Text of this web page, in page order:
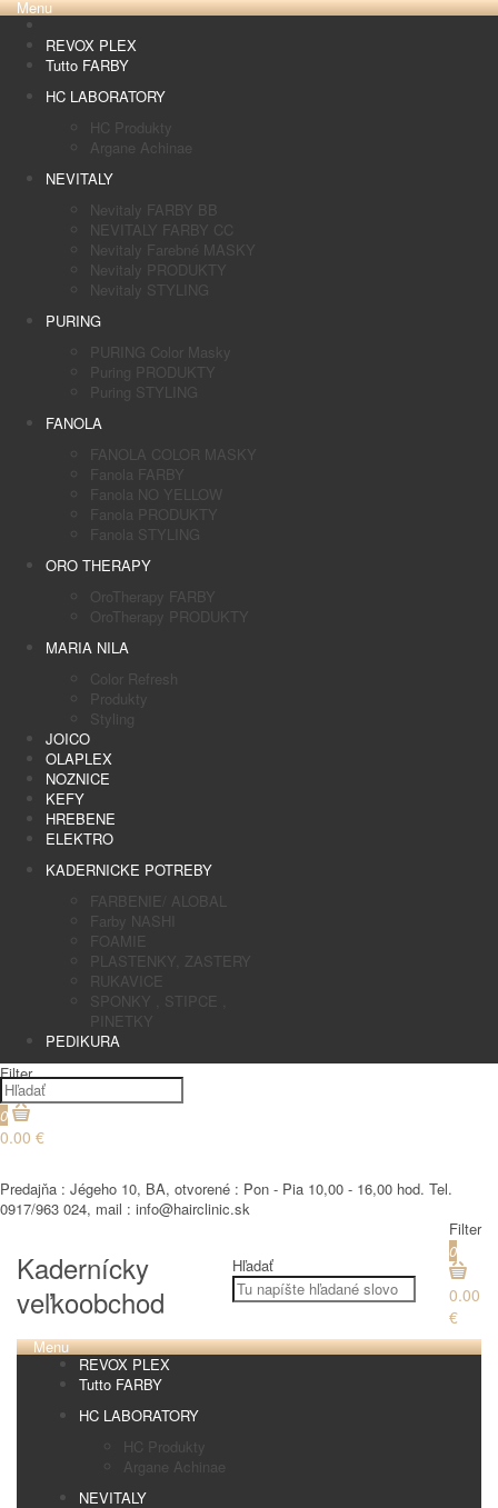
Menu
REVOX PLEX
Tutto FARBY
HC LABORATORY
HC Produkty
Argane Achinae
NEVITALY
Nevitaly FARBY BB
NEVITALY FARBY CC
Nevitaly Farebné MASKY
Nevitaly PRODUKTY
Nevitaly STYLING
PURING
PURING Color Masky
Puring PRODUKTY
Puring STYLING
FANOLA
FANOLA COLOR MASKY
Fanola FARBY
Fanola NO YELLOW
Fanola PRODUKTY
Fanola STYLING
ORO THERAPY
OroTherapy FARBY
OroTherapy PRODUKTY
MARIA NILA
Color Refresh
Produkty
Styling
JOICO
OLAPLEX
NOZNICE
KEFY
HREBENE
ELEKTRO
KADERNICKE POTREBY
FARBENIE/ ALOBAL
Farby NASHI
FOAMIE
PLASTENKY, ZASTERY
RUKAVICE
SPONKY , STIPCE ,
PINETKY
PEDIKURA
Filter
0
0.00 €
Predajňa : Jégeho 10, BA, otvorené : Pon - Pia 10,00 - 16,00 hod. Tel.
0917/963 024, mail : info@hairclinic.sk
Kadernícky
veľkoobchod
Hľadať
Filter
0
0.00
€
Menu
REVOX PLEX
Tutto FARBY
HC LABORATORY
HC Produkty
Argane Achinae
NEVITALY